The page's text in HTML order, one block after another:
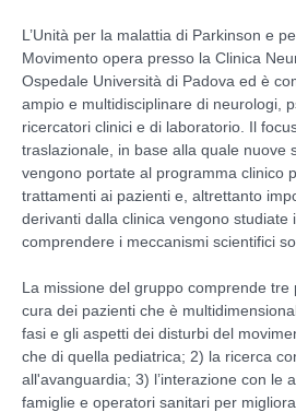
L’Unità per la malattia di Parkinson e
Movimento opera presso la Clinica
Ospedale Università di Padova ed è
ampio e multidisciplinare di neurologi,
ricercatori clinici e di laboratorio. Il
traslazionale, in base alla quale nuove
vengono portate al programma clinico
trattamenti ai pazienti e, altrettanto
derivanti dalla clinica vengono studiate
comprendere i meccanismi scientifici
La missione del gruppo comprende tre
cura dei pazienti che è
fasi e gli aspetti dei disturbi del
che di quella pediatrica; 2) la ricerca
all'avanguardia; 3) l’interazione con le
famiglie e operatori sanitari per